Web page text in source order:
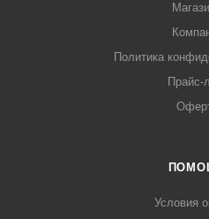
Политика
Прайс-
Условия